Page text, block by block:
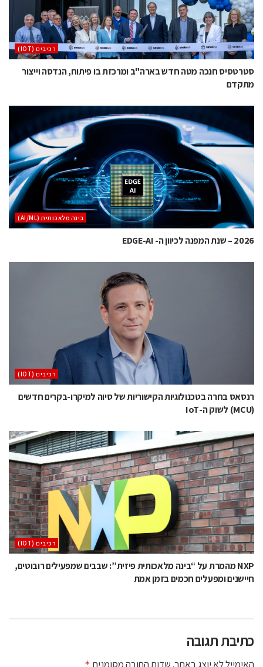
‫רכיבים‬ (IOT)
סטרטסיס חנכה מטה חדש בארה"ב ומרכזת בו פיתוח, הנדסה וייצור
מתקדם
בינה מלאכותית (AI/ML)
2026 – שנת המפנה לכיוון ה- EDGE-AI
‫רכיבים‬ (IOT)
רנסאס בחרה בטכנולוגיות הקישוריות של סיוה למיקרו-בקרים חדשים
(MCU) לשוק ה-IoT
‫רכיבים‬ (IOT)
NXP מהמרת על “בינה מלאכותית פיזית”: שבבים שמפעילים רובוטים,
חיישנים ומפעלים חכמים בזמן אמת
כתיבת תגובה
האימייל לא יוצג באתר.שדות החובה מסומנים *